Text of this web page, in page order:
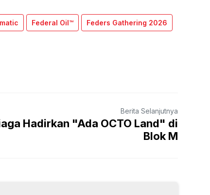
matic Federal Oil™ Feders Gathering 2026
Berita Selanjutnya
Hadirkan "Ada OCTO Land" di
Blok M